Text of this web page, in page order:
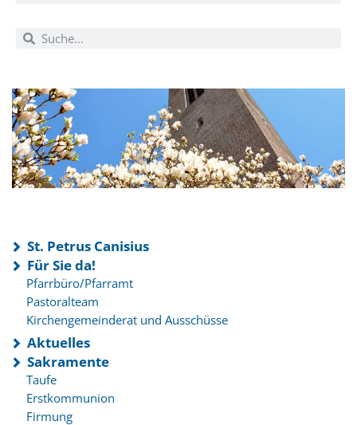
St. Petrus Canisius
Für Sie da!
Pfarrbüro/Pfarramt
Pastoralteam
Kirchengemeinderat und Ausschüsse
Aktuelles
Sakramente
Taufe
Erstkommunion
Firmung